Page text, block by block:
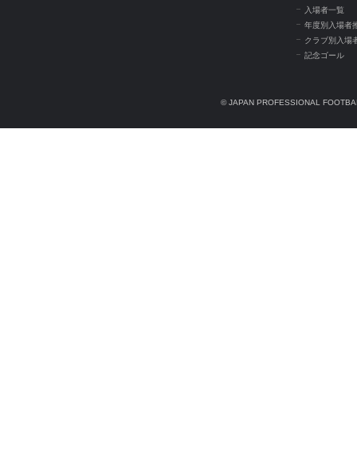
入場者一覧
年度別入場者
クラブ別入場
記念ゴール
© JAPAN PROFESSIONAL